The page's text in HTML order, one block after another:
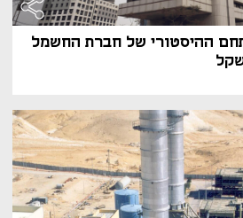
ההיסטורי של חברת החשמל